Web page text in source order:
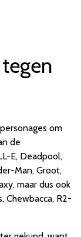
om
de
E, Deadpool,
Man, Groot,
maar dus ook
Chewbacca, R2-